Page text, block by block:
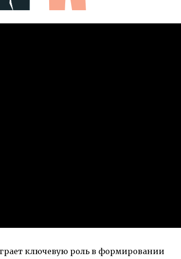
ключевую роль в формировании